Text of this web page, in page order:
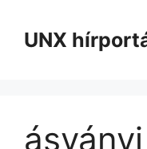
tartalomba
UNX